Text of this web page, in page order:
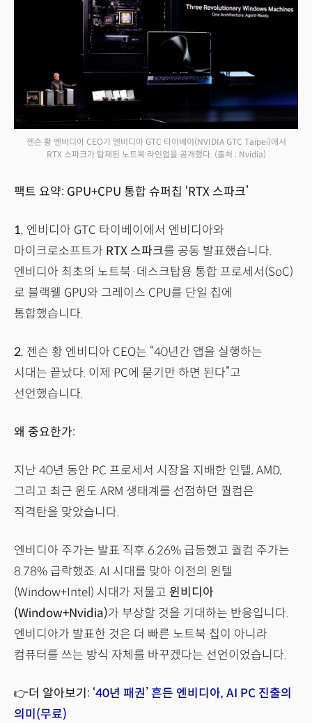
젠슨 황 엔비디아 CEO가 엔비디아 GTC 타이베이(NVIDIA GTC Taipei)에서
RTX 스파크가 탑재된 노트북 라인업을 공개했다. (출처 : Nvidia)
팩트 요약: GPU+CPU 통합 슈퍼칩 ‘RTX 스파크’
1. 엔비디아 GTC 타이베이에서 엔비디아와
마이크로소프트가 RTX 스파크를 공동 발표했습니다.
엔비디아 최초의 노트북·데스크탑용 통합 프로세서(SoC)
로 블랙웰 GPU와 그레이스 CPU를 단일 칩에
통합했습니다.
2. 젠슨 황 엔비디아 CEO는 “40년간 앱을 실행하는
시대는 끝났다. 이제 PC에 묻기만 하면 된다”고
선언했습니다.
왜 중요한가:
지난 40년 동안 PC 프로세서 시장을 지배한 인텔, AMD,
그리고 최근 윈도 ARM 생태계를 선점하던 퀄컴은
직격탄을 맞았습니다.
엔비디아 주가는 발표 직후 6.26% 급등했고 퀄컴 주가는
8.78% 급락했죠. AI 시대를 맞아 이전의 윈텔
(Window+Intel) 시대가 저물고 윈비디아
(Window+Nvidia)가 부상할 것을 기대하는 반응입니다.
엔비디아가 발표한 것은 더 빠른 노트북 칩이 아니라
컴퓨터를 쓰는 방식 자체를 바꾸겠다는 선언이었습니다.
👉더 알아보기: ‘40년 패권’ 흔든 엔비디아, AI PC 진출의
의미(무료)